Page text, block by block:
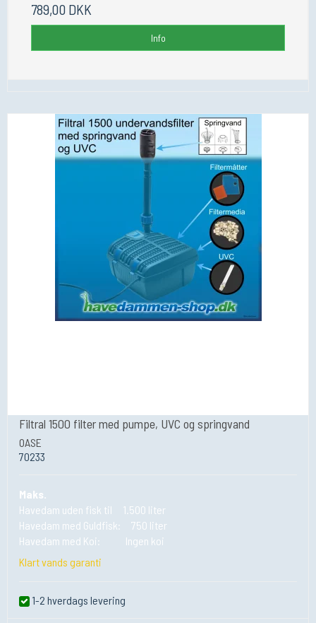
789,00 DKK
Info
Filtral 1500 filter med pumpe, UVC og springvand
OASE
70233
Maks.
Havedam uden fisk til 1.500 liter
Havedam med Guldfisk: 750 liter
Havedam med Koi: Ingen koi
Klart vands garanti
1-2 hverdags levering